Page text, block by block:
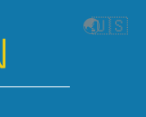
🌏🇺🇸